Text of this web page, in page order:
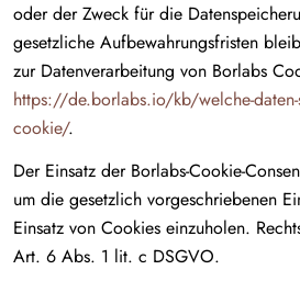
oder der Zweck für die
gesetzliche Aufbewahrungsfristen
zur Datenverarbeitung von Borlabs
https://de.borlabs.io/kb/welche-daten-
cookie/.
Der Einsatz der Borlabs-Cookie-
um die gesetzlich vorgeschriebenen
Einsatz von Cookies einzuholen.
Art. 6 Abs. 1 lit. c DSGVO.